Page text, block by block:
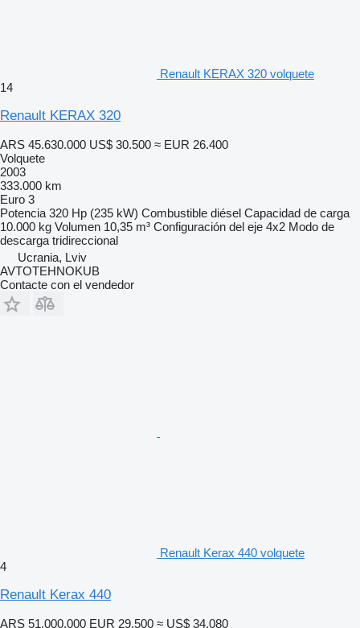
Renault KERAX 320 volquete
14
Renault KERAX 320
ARS 45.630.000 US$ 30.500 ≈ EUR 26.400
Volquete
2003
333.000 km
Euro 3
Potencia 320 Hp (235 kW) Combustible diésel Capacidad de carga
10.000 kg Volumen 10,35 m³ Configuración del eje 4x2 Modo de
descarga tridireccional
Ucrania, Lviv
AVTOTEHNOKUB
Contacte con el vendedor
Renault Kerax 440 volquete
4
Renault Kerax 440
ARS 51.000.000 EUR 29.500 ≈ US$ 34.080